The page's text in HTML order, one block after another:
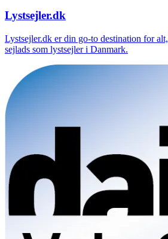
Lystsejler.dk
Lystsejler.dk er din go-to destination for
sejlads som lystsejler i Danmark.